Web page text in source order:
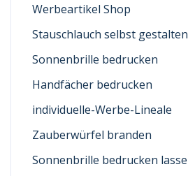
Werbeartikel Shop
Stauschlauch selbst gestalten
Sonnenbrille bedrucken
Handfächer bedrucken
individuelle-Werbe-Lineale
Zauberwürfel branden
Sonnenbrille bedrucken